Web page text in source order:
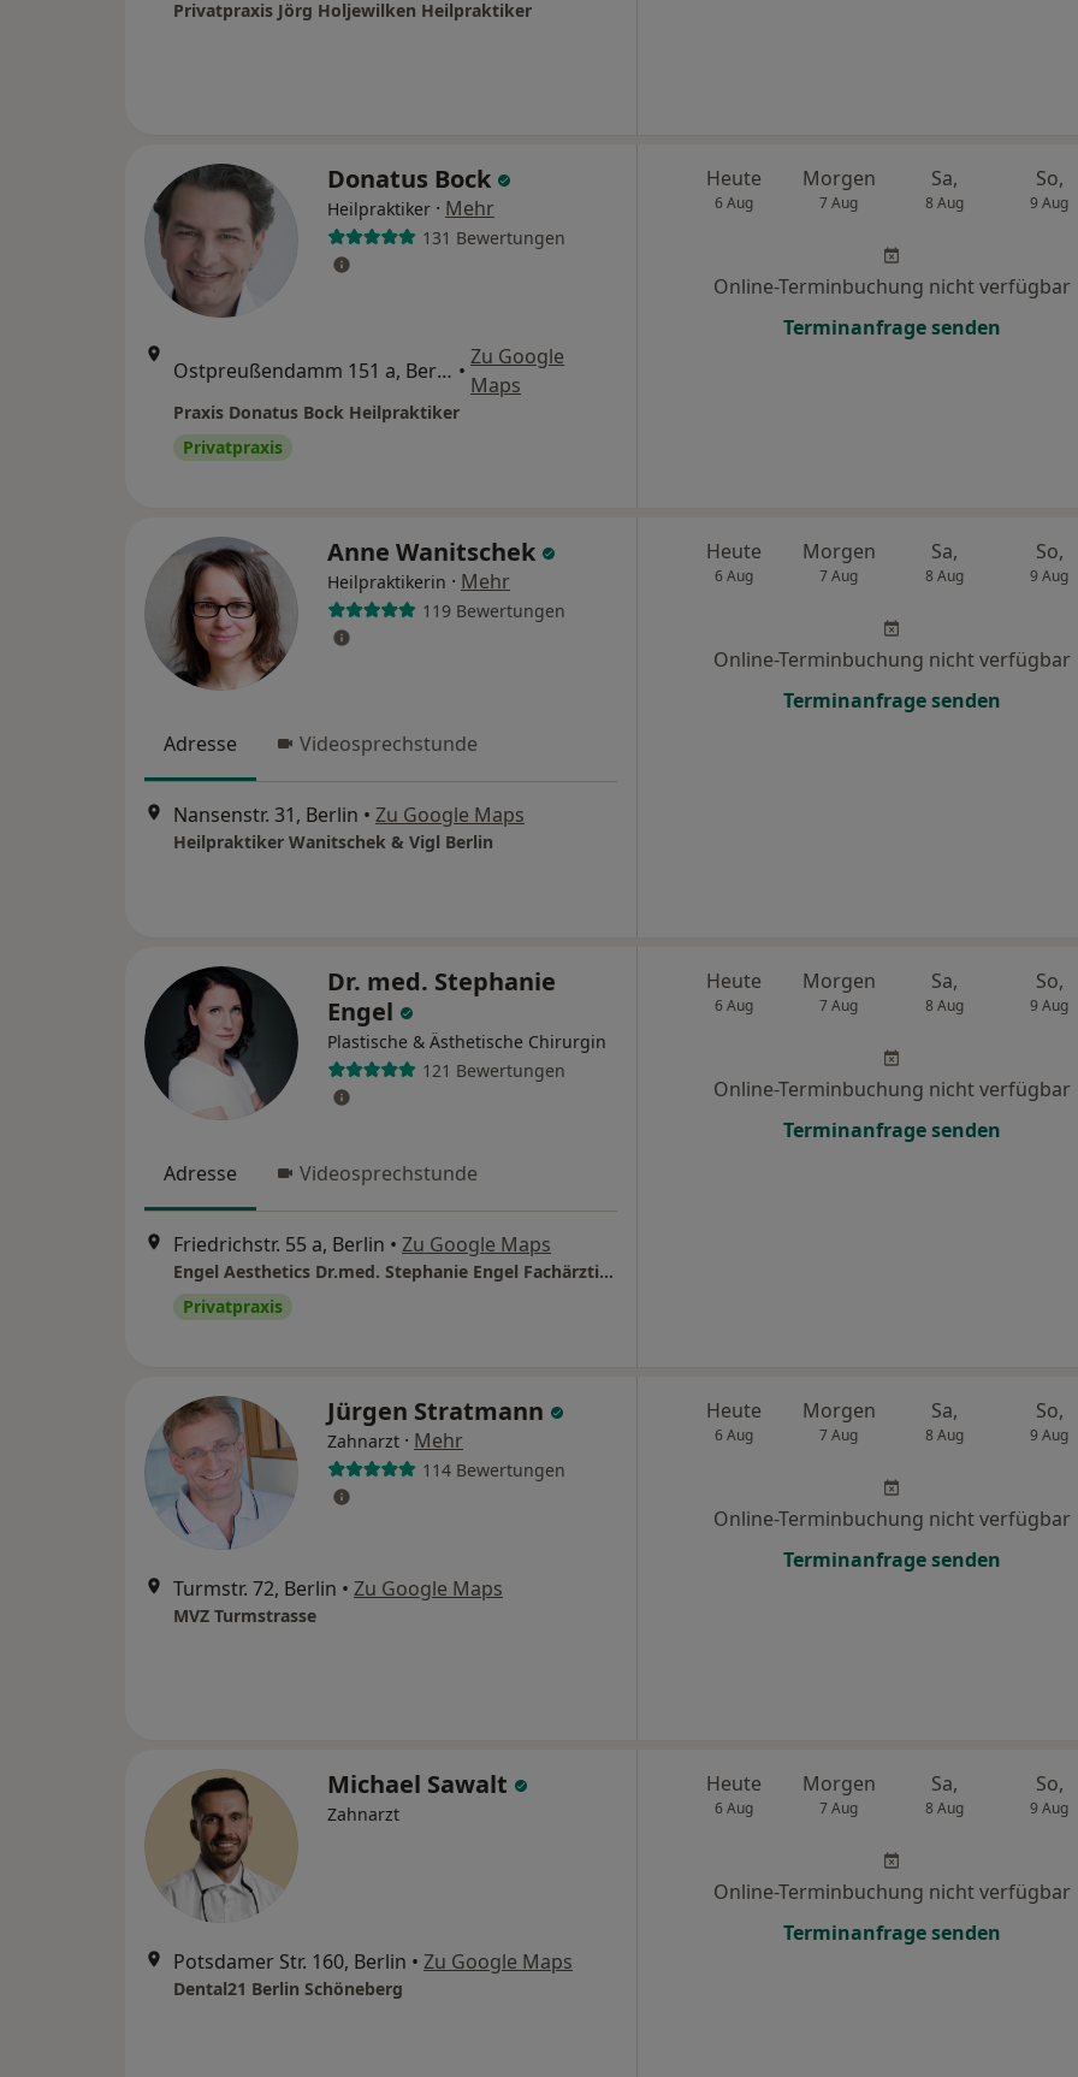
Privatpraxis Jörg Holjewilken Heilpraktiker
Donatus Bock
Heilpraktiker · Mehr
131 Bewertungen
Ostpreußendamm 151 a, Berlin •
Zu Google
Maps
Praxis Donatus Bock Heilpraktiker
Privatpraxis
Heute
6 Aug
Morgen
7 Aug
Sa,
8 Aug
So,
9 Aug
Online-Terminbuchung nicht verfügbar
Terminanfrage senden
Anne Wanitschek
Heilpraktikerin · Mehr
119 Bewertungen
Adresse Videosprechstunde
Nansenstr. 31, Berlin • Zu Google Maps
Heilpraktiker Wanitschek & Vigl Berlin
Heute
6 Aug
Morgen
7 Aug
Sa,
8 Aug
So,
9 Aug
Online-Terminbuchung nicht verfügbar
Terminanfrage senden
Dr. med. Stephanie
Engel
Plastische & Ästhetische Chirurgin
121 Bewertungen
Adresse Videosprechstunde
Friedrichstr. 55 a, Berlin • Zu Google Maps
Engel Aesthetics Dr.med. Stephanie Engel Fachärztin für Plastische- und Ästhetische Chirurgie
Privatpraxis
Heute
6 Aug
Morgen
7 Aug
Sa,
8 Aug
So,
9 Aug
Online-Terminbuchung nicht verfügbar
Terminanfrage senden
Jürgen Stratmann
Zahnarzt · Mehr
114 Bewertungen
Turmstr. 72, Berlin • Zu Google Maps
MVZ Turmstrasse
Heute
6 Aug
Morgen
7 Aug
Sa,
8 Aug
So,
9 Aug
Online-Terminbuchung nicht verfügbar
Terminanfrage senden
Michael Sawalt
Zahnarzt
Potsdamer Str. 160, Berlin • Zu Google Maps
Dental21 Berlin Schöneberg
Heute
6 Aug
Morgen
7 Aug
Sa,
8 Aug
So,
9 Aug
Online-Terminbuchung nicht verfügbar
Terminanfrage senden